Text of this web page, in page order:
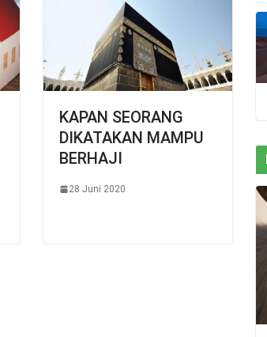
KAPAN SEORANG
DIKATAKAN MAMPU
BERHAJI
28 Juni 2020